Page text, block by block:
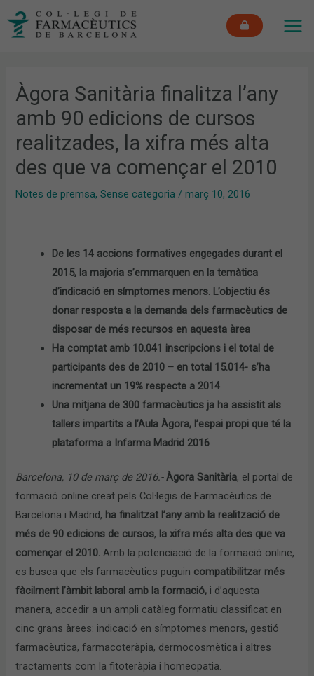
Àgora Sanitària finalitza l’any
amb 90 edicions de cursos
realitzades, la xifra més alta
des que va començar el 2010
Notes de premsa,Sense categoria /març 10, 2016
De les 14 accions formatives engegades durant el
2015, la majoria s’emmarquen en la temàtica
d’indicació en símptomes menors. L’objectiu és
donar resposta a la demanda dels farmacèutics de
disposar de més recursos en aquesta àrea
Ha comptat amb 10.041 inscripcions i el total de
participants des de 2010 – en total 15.014- s’ha
incrementat un 19% respecte a 2014
Una mitjana de 300 farmacèutics ja ha assistit als
tallers impartits a l’Aula Àgora, l’espai propi que té la
plataforma a Infarma Madrid 2016
Barcelona, 10 de març de 2016.-Àgora Sanitària, el portal de
formació online creat pels Col·legis de Farmacèutics de
Barcelona i Madrid, ha finalitzat l’any amb la realització de
més de 90 edicions de cursos, la xifra més alta des que va
començar el 2010.Amb la potenciació de la formació online,
es busca que els farmacèutics puguin compatibilitzar més
fàcilment l’àmbit laboral amb la formació, i d’aquesta
manera, accedir a un ampli catàleg formatiu classificat en
cinc grans àrees: indicació en símptomes menors, gestió
farmacèutica, farmacoteràpia, dermocosmètica i altres
tractaments com la fitoteràpia i homeopatia.